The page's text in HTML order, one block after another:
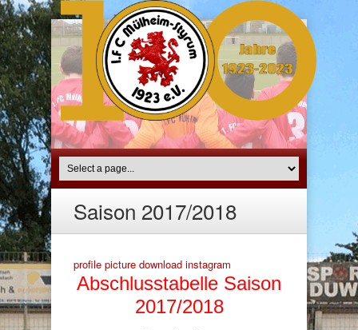
Saison 2017/2018
profile picture download instagram
Abschlusstabelle Saison
2017/2018